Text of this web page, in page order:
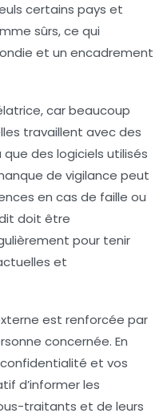
certains pays et
sûrs, ce qui
et un encadrement
car beaucoup
travaillent avec des
des logiciels utilisés
de vigilance peut
en cas de faille ou
doit être
pour tenir
et
est renforcée par
concernée. En
et vos
d’informer les
traitants et de leurs